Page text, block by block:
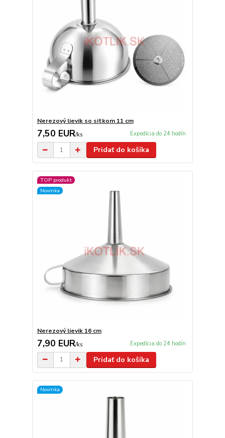
Nerezový lievik so sitkom 11 cm
7,50 EUR/ks Expedícia do 24 hodín
Pridať do košíka
TOP produkt
Novinka
Nerezový lievik 16 cm
7,90 EUR/ks Expedícia do 24 hodín
Pridať do košíka
Novinka